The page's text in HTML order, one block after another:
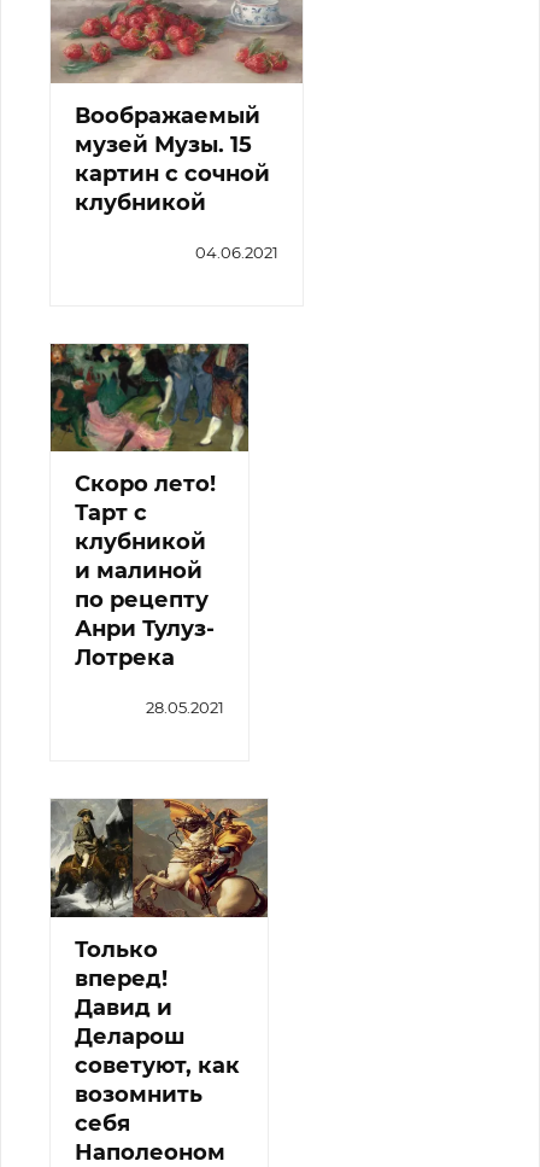
Воображаемый
музей Музы. 15
картин с сочной
клубникой
04.06.2021
Скоро лето!
Тарт с
клубникой
и малиной
по рецепту
Анри Тулуз-
Лотрека
28.05.2021
Только
вперед!
Давид и
Деларош
советуют, как
возомнить
себя
Наполеоном